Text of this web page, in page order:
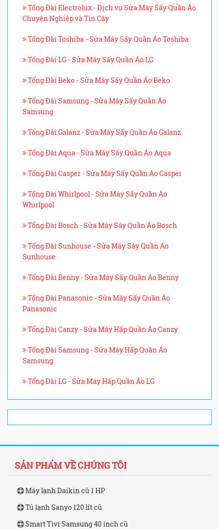
Tổng Đài Electrolux - Dịch vụ Sửa Máy Sấy Quần Áo
Chuyên Nghiệp và Tin Cậy
Tổng Đài Toshiba - Sửa Máy Sấy Quần Áo Toshiba
Tổng Đài LG - Sửa Máy Sấy Quần Áo LG
Tổng Đài Beko - Sửa Máy Sấy Quần Áo Beko
Tổng Đài Samsung - Sửa Máy Sấy Quần Áo
Samsung
Tổng Đài Galanz - Sửa Máy Sấy Quần Áo Galanz
Tổng Đài Aqua - Sửa Máy Sấy Quần Áo Aqua
Tổng Đài Casper - Sửa Máy Sấy Quần Áo Casper
Tổng Đài Whirlpool - Sửa Máy Sấy Quần Áo
Whirlpool
Tổng Đài Bosch - Sửa Máy Sáy Quần Áo Bosch
Tổng Đài Sunhouse - Sửa Máy Sáy Quần Áo
Sunhouse
Tổng Đài Benny - Sửa Máy Sấy Quần Áo Benny
Tổng Đài Panasonic - Sửa Máy Sấy Quần Áo
Panasonic
Tổng Đài Canzy - Sửa Máy Hấp Quần Áo Canzy
Tổng Đài Samsung - Sửa Máy Hấp Quần Áo
Samsung
Tổng Đài LG - Sửa Máy Hấp Quần Áo LG
SẢN PHẨM VỀ CHÚNG TÔI
Máy lạnh Daikin cũ 1 HP
Tủ lạnh Sanyo 120 lít cũ
Smart Tivi Samsung 40 inch cũ